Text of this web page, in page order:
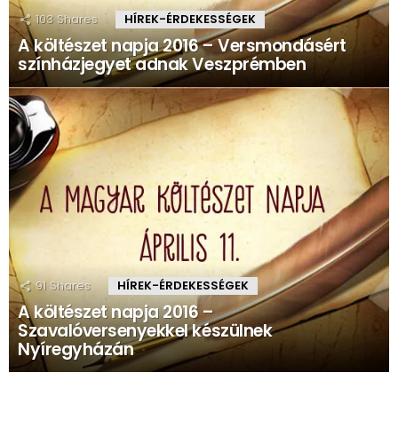
103 Shares HÍREK-ÉRDEKESSÉGEK
A költészet napja 2016 – Versmondásért
színházjegyet adnak Veszprémben
91 Shares HÍREK-ÉRDEKESSÉGEK
A költészet napja 2016 –
Szavalóversenyekkel készülnek
Nyíregyházán